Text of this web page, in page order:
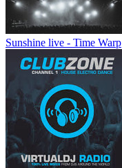
Sunshine live - Time Warp